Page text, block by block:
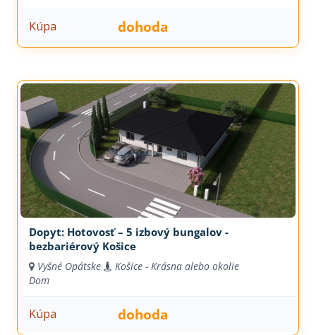
Kúpa dohoda
Dopyt: Hotovosť – 5 izbový bungalov -
bezbariérový Košice
Vyšné Opátske
Košice - Krásna alebo okolie
Dom
Kúpa dohoda